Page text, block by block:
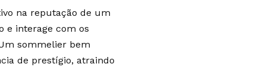
na reputação de um
e interage com os
sommelier bem
de prestígio, atraindo